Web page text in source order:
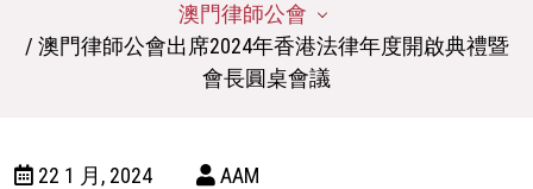
澳門律師公會
/ 澳門律師公會出席2024年香港法律年度開啟典禮暨
會長圓桌會議
22 1 月, 2024 AAM